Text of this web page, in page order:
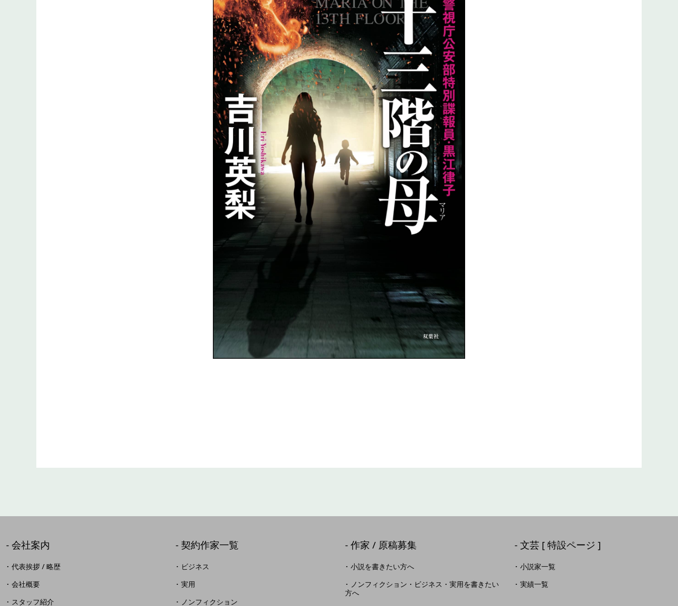
会社案内
代表挨拶 / 略歴
会社概要
スタッフ紹介
契約作家一覧
ビジネス
実用
ノンフィクション
作家 / 原稿募集
小説を書きたい方へ
ノンフィクション・ビジネス・実用を書きたい
方へ
文芸 [ 特設ページ ]
小説家一覧
実績一覧